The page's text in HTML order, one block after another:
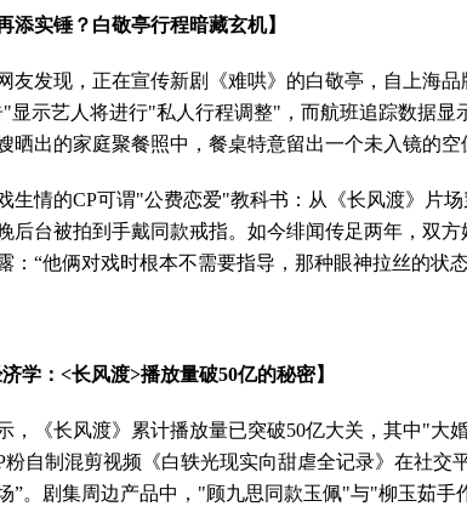
添实锤？白敬亭行程暗藏玄机】
发现，正在宣传新剧《难哄》的白敬亭，自上海品
显示艺人将进行"私人行程调整"，而航班追踪数据显
晒出的家庭聚餐照中，餐桌特意留出一个未入镜的空
情的CP可谓"公费恋爱"教科书：从《长风渡》片场
后台被拍到手戴同款戒指。如今绯闻传足两年，双
：“他俩对戏时根本不需要指导，那种眼神拉丝的状
济学：<长风渡>播放量破50亿的秘密】
《长风渡》累计播放量已突破50亿大关，其中"大
粉自制混剪视频《白轶光现实向甜虐全记录》在社交
”。剧集周边产品中，"顾九思同款玉佩"与"柳玉茹手